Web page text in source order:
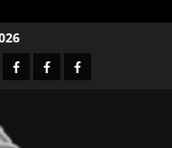
Facebook-
Facebook-Facebook-